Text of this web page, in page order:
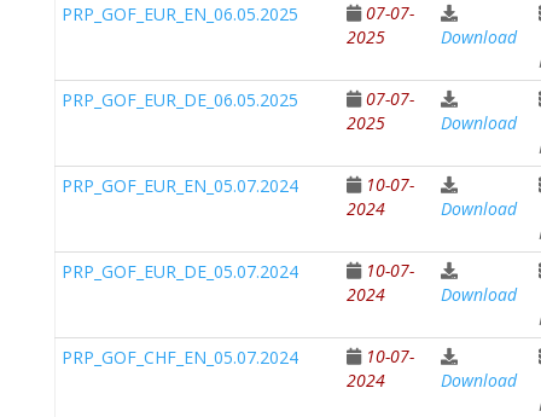
PRP_GOF_EUR_EN_06.05.2025
07-07-
2025
Download
PRP_GOF_EUR_DE_06.05.2025
07-07-
2025
Download
PRP_GOF_EUR_EN_05.07.2024
10-07-
2024
Download
PRP_GOF_EUR_DE_05.07.2024
10-07-
2024
Download
PRP_GOF_CHF_EN_05.07.2024
10-07-
2024
Download